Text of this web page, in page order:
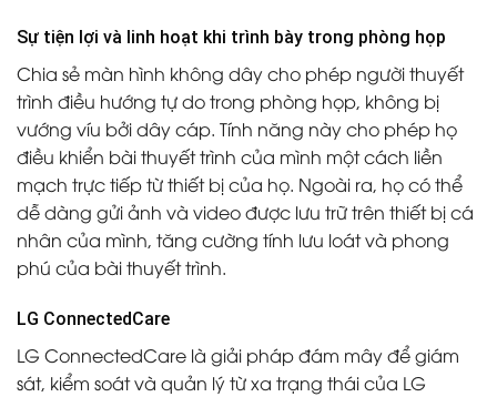
Sự tiện lợi và linh hoạt khi trình bày trong phòng họp
Chia sẻ màn hình không dây cho phép người thuyết
trình điều hướng tự do trong phòng họp, không bị
vướng víu bởi dây cáp. Tính năng này cho phép họ
điều khiển bài thuyết trình của mình một cách liền
mạch trực tiếp từ thiết bị của họ. Ngoài ra, họ có thể
dễ dàng gửi ảnh và video được lưu trữ trên thiết bị cá
nhân của mình, tăng cường tính lưu loát và phong
phú của bài thuyết trình.
LG ConnectedCare
LG ConnectedCare là giải pháp đám mây để giám
sát, kiểm soát và quản lý từ xa trạng thái của LG